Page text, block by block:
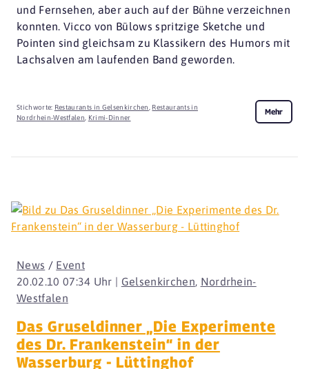
und Fernsehen, aber auch auf der Bühne verzeichnen
konnten. Vicco von Bülows spritzige Sketche und
Pointen sind gleichsam zu Klassikern des Humors mit
Lachsalven am laufenden Band geworden.
Stichworte: Restaurants in Gelsenkirchen
Restaurants in
Nordrhein-Westfalen
Krimi-Dinner
Mehr
20.02.10 07:34 Uhr | Gelsenkirchen, Nordrhein-
Westfalen
News / Event
Das Gruseldinner „Die Experimente
des Dr. Frankenstein“ in der
Wasserburg - Lüttinghof